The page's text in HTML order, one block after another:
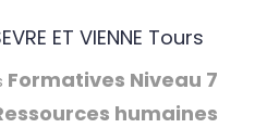
ET VIENNE Tours
Formatives Niveau 7
humaines